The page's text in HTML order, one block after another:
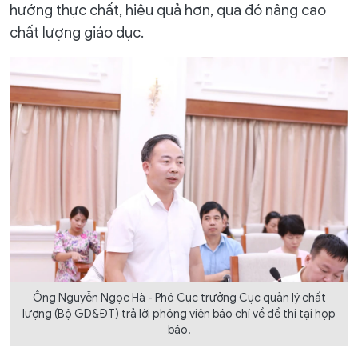
hướng thực chất, hiệu quả hơn, qua đó nâng cao
chất lượng giáo dục.
Ông Nguyễn Ngọc Hà - Phó Cục trưởng Cục quản lý chất
lượng (Bộ GD&ĐT) trả lời phóng viên báo chí về đề thi tại họp
báo.